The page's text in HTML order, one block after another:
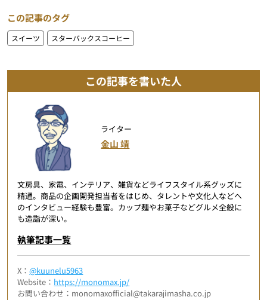
この記事のタグ
スイーツ スターバックスコーヒー
この記事を書いた人
ライター
金山 靖
文房具、家電、インテリア、雑貨などライフスタイル系グッズに
精通。商品の企画開発担当者をはじめ、タレントや文化人などへ
のインタビュー経験も豊富。カップ麺やお菓子などグルメ全般に
も造詣が深い。
執筆記事一覧
X：@kuunelu5963
Website： https://monomax.jp/
お問い合わせ：monomaxofficial@takarajimasha.co.jp